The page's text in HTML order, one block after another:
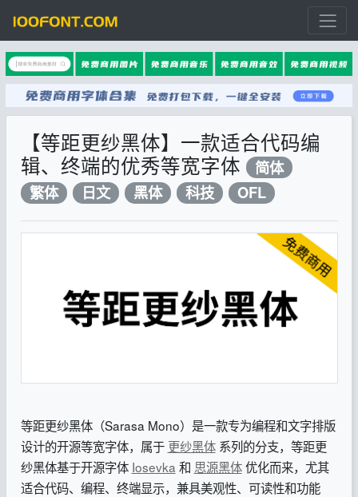
【等距更纱黑体】一款适合代码编
辑、终端的优秀等宽字体
简体
繁体
日文 黑体 科技 OFL
等距更纱黑体（Sarasa Mono）是一款专为编程和文字排版
设计的开源等宽字体，属于 更纱黑体系列的分支，等距更
纱黑体基于开源字体 Iosevka 和 思源黑体优化而来，尤其
适合代码、编程、终端显示，兼具美观性、可读性和功能